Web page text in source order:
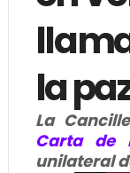
la
La
Carta de
unilateral